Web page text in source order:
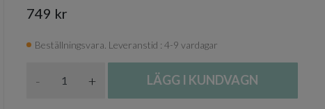
749 kr
Beställningsvara. Leveranstid : 4-9 vardagar
- + LÄGG I KUNDVAGN